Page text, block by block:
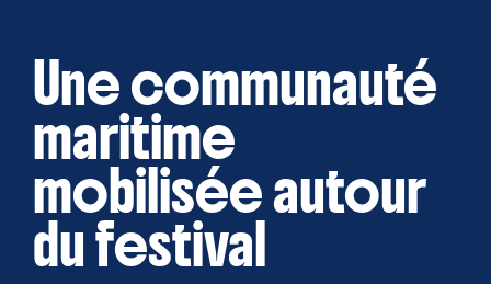
Une communauté
maritime
mobilisée autour
du festival